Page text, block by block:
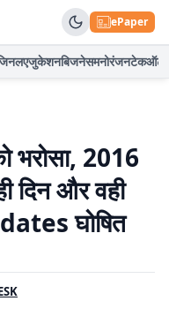
ePaper
एजुकेशनबिजनेसमनोरंजनटेकऑटो
भरोसा, 2016
दिन और वही
घोषित